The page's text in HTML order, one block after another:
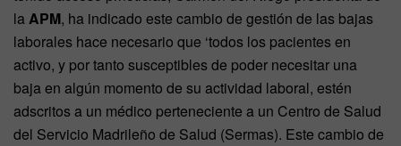
laAPM, ha indicado este cambio de gestión de las bajas
laborales hace necesario que ‘todos los pacientes en
activo, y por tanto susceptibles de poder necesitar una
baja en algún momento de su actividad laboral, estén
adscritos a un médico perteneciente a un Centro de Salud
del Servicio Madrileño de Salud (Sermas). Este cambio de